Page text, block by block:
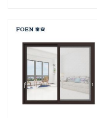
الأبواب لتلبية الاحتياجات المعمارية
المختلفة